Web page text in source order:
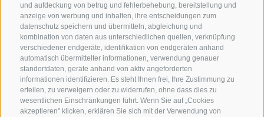
und aufdeckung von betrug und fehlerbehebung, bereitstellung und
anzeige von werbung und inhalten, ihre entscheidungen zum
datenschutz speichern und übermitteln, abgleichung und
kombination von daten aus unterschiedlichen quellen, verknüpfung
verschiedener endgeräte, identifikation von endgeräten anhand
automatisch übermittelter informationen, verwendung genauer
standortdaten, geräte anhand von aktiv angeforderten
informationen identifizieren. Es steht Ihnen frei, Ihre Zustimmung zu
erteilen, zu verweigern oder zu widerrufen, ohne dass dies zu
wesentlichen Einschränkungen führt. Wenn Sie auf „Cookies
akzeptieren" klicken, erklären Sie sich mit der Verwendung von
+39 0472 765 325
info@sterzing.com
NEWSLETTER
Bleib am Laufenden